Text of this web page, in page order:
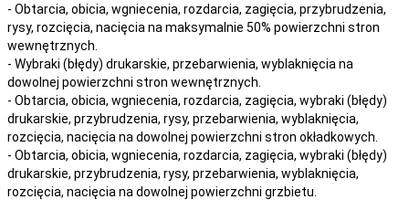
- Obtarcia, obicia, wgniecenia, rozdarcia, zagięcia, przybrudzenia,
rysy, rozcięcia, nacięcia na maksymalnie 50% powierzchni stron
wewnętrznych.
- Wybraki (błędy) drukarskie, przebarwienia, wyblaknięcia na
dowolnej powierzchni stron wewnętrznych.
- Obtarcia, obicia, wgniecenia, rozdarcia, zagięcia, wybraki (błędy)
drukarskie, przybrudzenia, rysy, przebarwienia, wyblaknięcia,
rozcięcia, nacięcia na dowolnej powierzchni stron okładkowych.
- Obtarcia, obicia, wgniecenia, rozdarcia, zagięcia, wybraki (błędy)
drukarskie, przybrudzenia, rysy, przebarwienia, wyblaknięcia,
rozcięcia, nacięcia na dowolnej powierzchni grzbietu.